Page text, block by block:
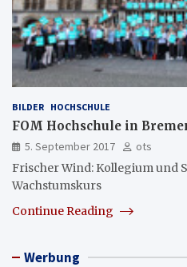
BILDER HOCHSCHULE
FOM Hochschule in
5. September 2017
ots
Frischer Wind: Kollegium und
Wachstumskurs
Continue Reading
Werbung